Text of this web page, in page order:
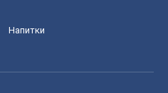
Напитки